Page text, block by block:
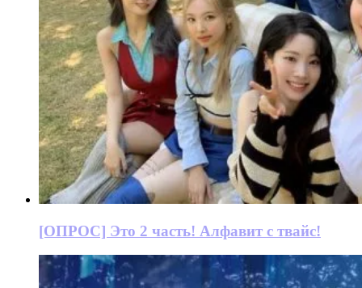
[ОПРОС] Это 2 часть! Алфавит с твайс!